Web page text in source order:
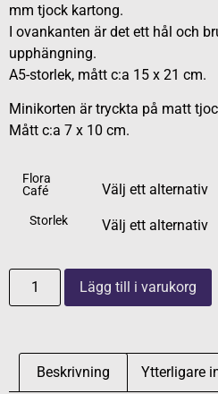
mm tjock kartong.
I ovankanten är det ett hål och
upphängning.
A5-storlek, mått c:a 15 x 21 cm.
Minikorten är tryckta på matt
Mått c:a 7 x 10 cm.
Flora
Café
Storlek
Lägg till i varukorg
Beskrivning Ytterligare